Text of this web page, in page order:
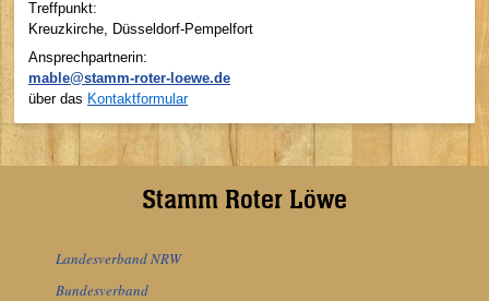
Treffpunkt:
Kreuzkirche, Düsseldorf-Pempelfort
Ansprechpartnerin:
mable@stamm-roter-loewe.de
über das Kontaktformular
Stamm Roter Löwe
Landesverband NRW
Bundesverband